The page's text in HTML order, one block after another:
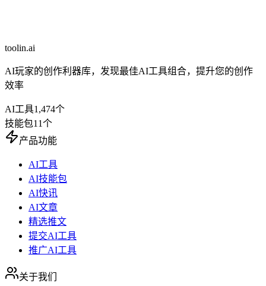
toolin.ai
AI玩家的创作利器库，发现最佳AI工具组合，提升您的创作
效率
AI工具1,474个
技能包11个
产品功能
AI工具
AI技能包
AI快讯
AI文章
精选推文
提交AI工具
推广AI工具
关于我们